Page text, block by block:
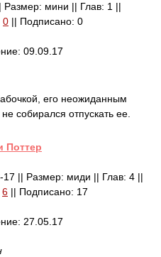
мини || Глав: 1 ||
0 || Подписано: 0
09.09.17
его неожиданным
собирался отпускать ее.
Поттер
|| Размер: миди || Глав: 4 ||
6 || Подписано: 17
27.05.17